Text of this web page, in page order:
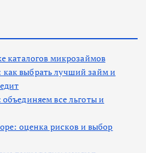
каталогов микрозаймов
выбрать лучший займ и
все льготы и
оценка рисков и выбор